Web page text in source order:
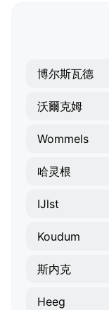
博尔斯瓦德
沃爾克姆
Wommels
哈灵根
IJlst
Koudum
斯内克
Heeg